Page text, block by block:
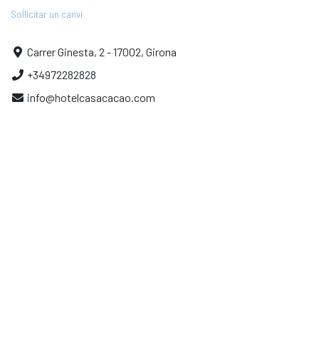
Sol·licitar un canvi
Carrer Ginesta, 2 - 17002, Girona
+34972282828
info@hotelcasacacao.com